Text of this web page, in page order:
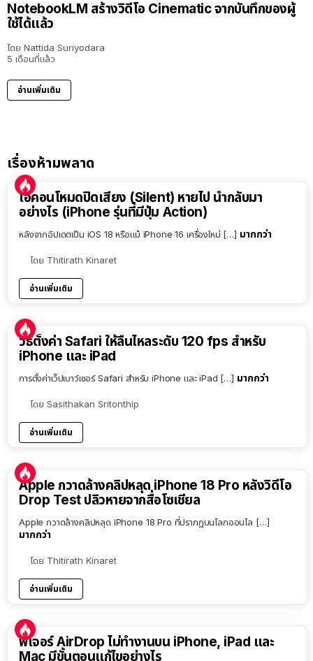
NotebookLM สร้างวิดีโอ Cinematic จากบันทึกของผู้
ใช้ได้แล้ว
โดย Nattida Suriyodara
5 เดือนที่แล้ว
อ่านเพิ่มเติม
เรื่องห้ามพลาด
ไอคอนโหมดปิดเสียง (Silent) หายไป นำกลับมา
อย่างไร (iPhone รุ่นที่มีปุ่ม Action)
หลังจากอัปเดตเป็น iOS 18 หรือแม้ iPhone 16 เครื่องใหม่ […] มากกว่า
โดย Thitirath Kinaret
อ่านเพิ่มเติม
วิธีตั้งค่า Safari ให้ลื่นไหลระดับ 120 fps สำหรับ
iPhone และ iPad
การตั้งค่าเว็ปเบาว์เซอร์ Safari สำหรับ iPhone และ iPad […] มากกว่า
โดย Sasithakan Sritonthip
อ่านเพิ่มเติม
Apple กวาดล้างคลิปหลุด iPhone 18 Pro หลังวิดีโอ
Drop Test ปลิวหายจากสื่อโซเชียล
Apple กวาดล้างคลิปหลุด iPhone 18 Pro ที่ปรากฏบนโลกออนไล […]
มากกว่า
โดย Thitirath Kinaret
อ่านเพิ่มเติม
ฟีเจอร์ AirDrop ไม่ทำงานบน iPhone, iPad และ
Mac มีขั้นตอนแก้ไขอย่างไร